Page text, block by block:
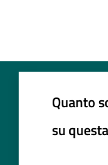
Quanto
su